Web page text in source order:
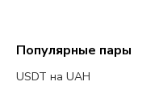
Популярные пары
USDT на UAH